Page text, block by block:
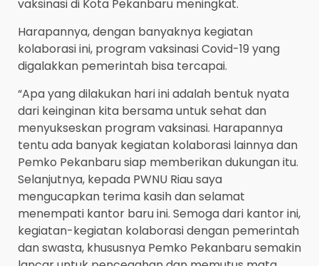
vaksinasi di Kota Pekanbaru meningkat.
Harapannya, dengan banyaknya kegiatan
kolaborasi ini, program vaksinasi Covid-19 yang
digalakkan pemerintah bisa tercapai.
“Apa yang dilakukan hari ini adalah bentuk nyata
dari keinginan kita bersama untuk sehat dan
menyukseskan program vaksinasi. Harapannya
tentu ada banyak kegiatan kolaborasi lainnya dan
Pemko Pekanbaru siap memberikan dukungan itu.
Selanjutnya, kepada PWNU Riau saya
mengucapkan terima kasih dan selamat
menempati kantor baru ini. Semoga dari kantor ini,
kegiatan-kegiatan kolaborasi dengan pemerintah
dan swasta, khususnya Pemko Pekanbaru semakin